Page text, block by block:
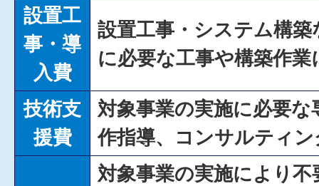
設置工
事・導
入費
設置工事・システム構
に必要な工事や構築作
技術支
援費
対象事業の実施に必要
作指導、コンサルティ
対象事業の実施により